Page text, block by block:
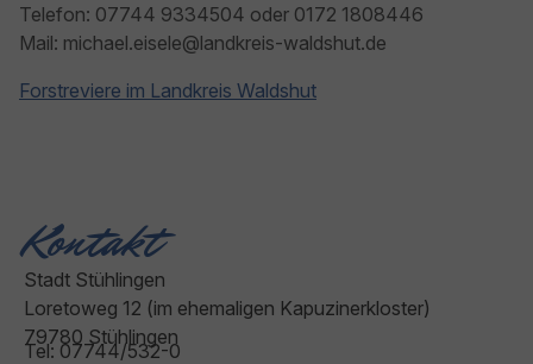
Telefon: 07744 9334504 oder 0172 1808446
Mail: michael.eisele@landkreis-waldshut.de
Forstreviere im Landkreis Waldshut
Kontakt
Stadt Stühlingen
Loretoweg 12 (im ehemaligen Kapuzinerkloster)
79780 Stühlingen
Tel: 07744/532-0